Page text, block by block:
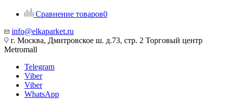
Сравнение товаров0
info@elkaparket.ru
г. Москва, Дмитровское ш. д.73, стр. 2 Торговый центр
Metromall
Telegram
Viber
Viber
WhatsApp